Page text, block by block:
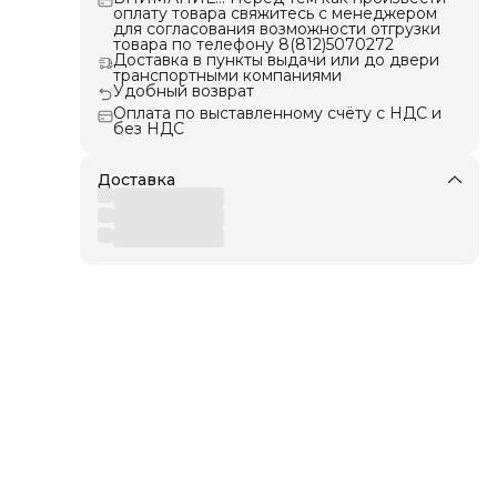
оплату товара свяжитесь с менеджером
для согласования возможности отгрузки
товара по телефону 8(812)5070272
Доставка в пункты выдачи или до двери
транспортными компаниями
Удобный возврат
Оплата по выставленному счёту с НДС и
без НДС
Доставка